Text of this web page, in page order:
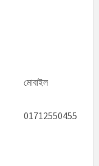
মোবাইল
01712550455